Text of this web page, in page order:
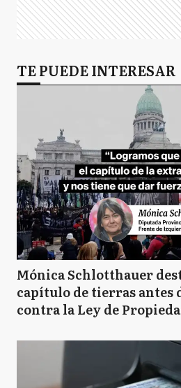
TE PUEDE INTERESAR
Mónica Schlotthauer
capítulo de tierras antes
contra la Ley de